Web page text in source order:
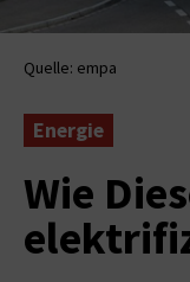
Quelle: empa
Energie
Wie